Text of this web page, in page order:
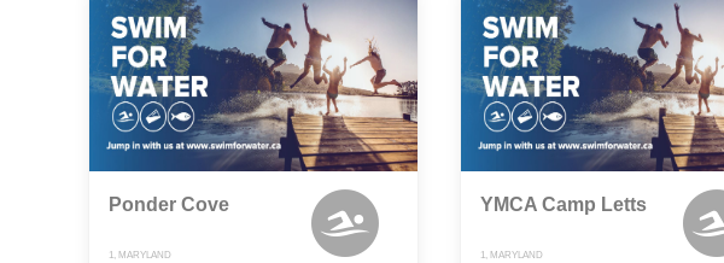
Ponder Cove
1, MARYLAND
YMCA Camp Letts
1, MARYLAND